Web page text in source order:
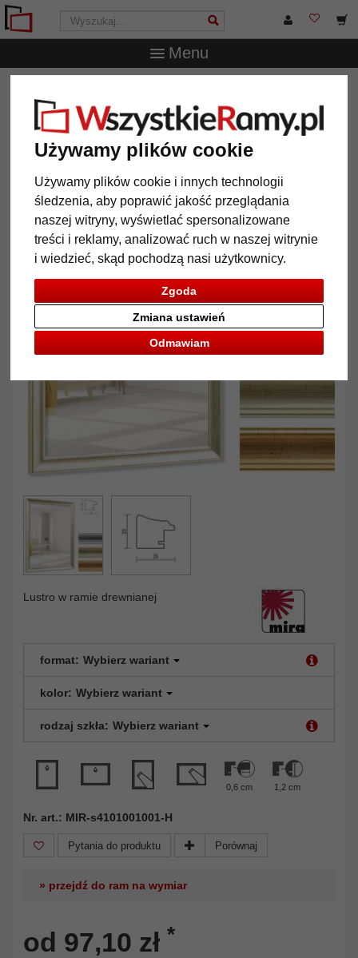
Używamy plików cookie
Używamy plików cookie i innych technologii
śledzenia, aby poprawić jakość przeglądania
naszej witryny, wyświetlać spersonalizowane
treści i reklamy, analizować ruch w naszej witrynie
i wiedzieć, skąd pochodzą nasi użytkownicy.
Zgoda
Odmawiam
Zmiana ustawień
Menu
ścianę Périgueux
Lustro na ścianę Périgueux
Powrót
Lustro w ramie drewnianej
format: Wybierz wariant
kolor: Wybierz wariant
rodzaj szkła: Wybierz wariant
0,6 cm 1,2 cm
Nr. art.: MIR-s4101001001-H
Pytania do produktu Porównaj
» przejdź do ram na wymiar
od 97,10 zł *